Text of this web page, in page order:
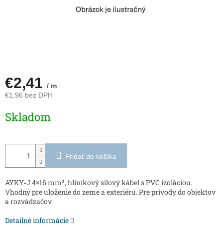
€2,41 / m
€1,96 bez DPH
cena:
Skladom
Pridať do košíka
AYKY‑J 4×16 mm², hliníkový silový kábel s PVC izoláciou.
Vhodný pre uloženie do zeme a exteriéru. Pre prívody do objektov
a rozvádzačov.
Detailné informácie